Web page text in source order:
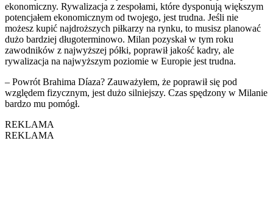
ekonomiczny. Rywalizacja z zespołami, które dysponują większym
potencjałem ekonomicznym od twojego, jest trudna. Jeśli nie
możesz kupić najdroższych piłkarzy na rynku, to musisz planować
dużo bardziej długoterminowo. Milan pozyskał w tym roku
zawodników z najwyższej półki, poprawił jakość kadry, ale
rywalizacja na najwyższym poziomie w Europie jest trudna.
– Powrót Brahima Díaza? Zauważyłem, że poprawił się pod
względem fizycznym, jest dużo silniejszy. Czas spędzony w Milanie
bardzo mu pomógł.
REKLAMA
REKLAMA